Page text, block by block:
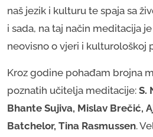
naš jezik i kulturu te spaja sa
i sada, na taj način meditacija
neovisno o vjeri i kulturološkoj
Kroz godine pohađam brojna
poznatih učitelja meditacije: S.
Bhante Sujiva, Mislav Brečić,
Batchelor, Tina Rasmussen.